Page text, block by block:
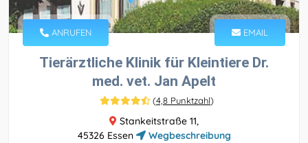
ANRUFEN EMAIL
Tierärztliche Klinik für Kleintiere Dr.
med. vet. Jan Apelt
(4,8 Punktzahl)
Stankeitstraße 11,
45326 Essen
Wegbeschreibung